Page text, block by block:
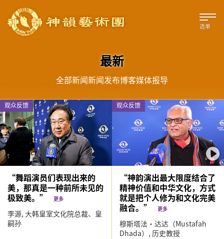
选单
最新
全部新闻新闻发布博客媒体报导
观众反馈
“舞蹈演员们表现出来的
美，那真是一种前所未见的
极致美。”
更多
李源, 大韩皇室文化院总裁、皇
嗣孙
观众反馈
“神韵演出最大限度结合了
精神价值和中华文化，方式
就是把个人修为和文化完美
融合。”更多
穆斯塔法‧达达（Mustafah
Dhada）, 历史教授